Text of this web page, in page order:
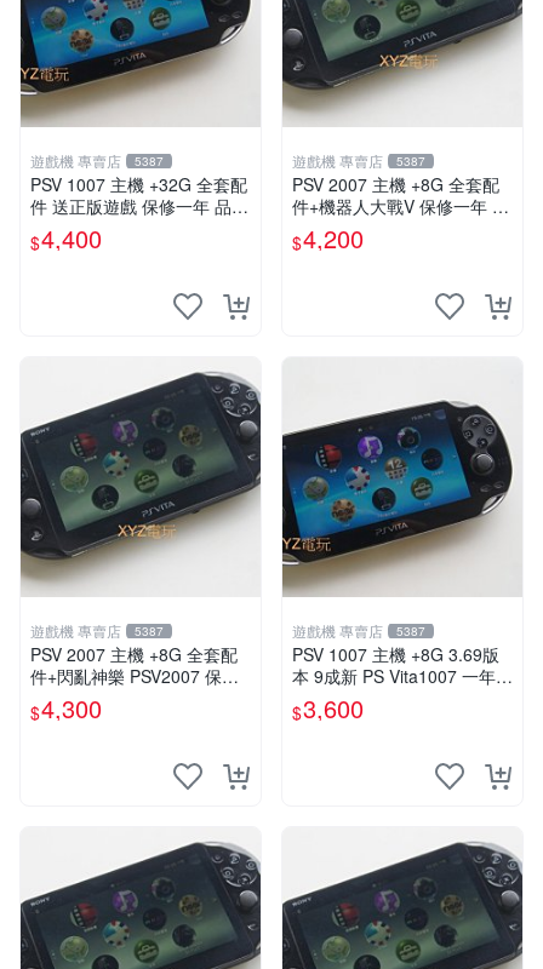
遊戲機 專賣店 5387
PSV 1007 主機 +32G 全套配
件 送正版遊戲 保修一年 品質
有保障
$4,400
遊戲機 專賣店 5387
PSV 2007 主機 +8G 全套配
件+機器人大戰V 保修一年 品
質有保障
$4,200
遊戲機 專賣店 5387
PSV 2007 主機 +8G 全套配
件+閃亂神樂 PSV2007 保修
一年 品質有保障
$4,300
遊戲機 專賣店 5387
PSV 1007 主機 +8G 3.69版
本 9成新 PS Vita1007 一年保
修 送一款遊戲
$3,600